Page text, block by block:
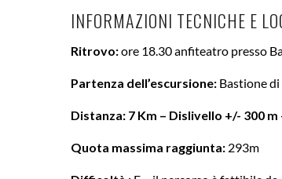
INFORMAZIONI TECNICHE E
Ritrovo:ore 18.30 anfiteatro presso
Partenza dell’escursione: Bastione di
Distanza: 7 Km – Dislivello +/- 300
Quota massima raggiunta: 293m